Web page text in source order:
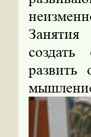
создать
развить